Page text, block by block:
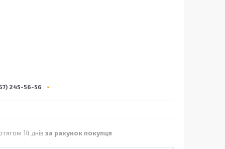
245-56-56
14 днів за рахунок покупця